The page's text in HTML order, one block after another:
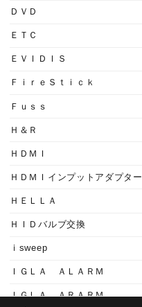
ＤＶＤ
ＥＴＣ
ＥＶＩＤＩＳ
ＦｉｒｅＳｔｉｃｋ
Ｆｕｓｓ
Ｈ＆Ｒ
ＨＤＭＩ
ＨＤＭＩインプットアダプター
ＨＥＬＬＡ
ＨＩＤバルブ交換
ｉsweep
ＩＧＬＡ ＡＬＡＲＭ
ＩＧＬＡ ＡＲＡＲＭ